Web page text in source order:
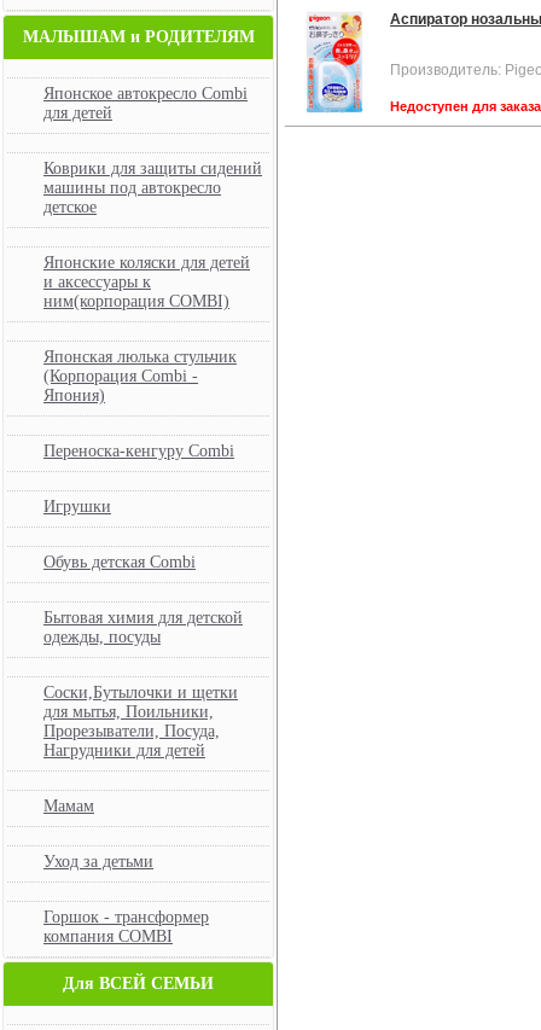
МАЛЫШАМ и РОДИТЕЛЯМ
Японское автокресло Combi
для детей
Коврики для защиты сидений
машины под автокресло
детское
Японские коляски для детей
и аксессуары к
ним(корпорация COMBI)
Японская люлька стульчик
(Корпорация Combi -
Япония)
Переноска-кенгуру Combi
Игрушки
Обувь детская Combi
Бытовая химия для детской
одежды, посуды
Соски,Бутылочки и щетки
для мытья, Поильники,
Прорезыватели, Посуда,
Нагрудники для детей
Мамам
Уход за детьми
Горшок - трансформер
компания COMBI
Для ВСЕЙ СЕМЬИ
Аспиратор
Производитель:
Недоступен для